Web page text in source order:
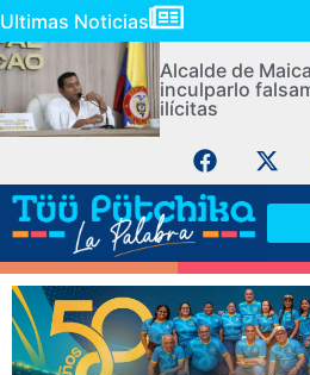
Ultimas Noticias
Alcalde de
inculparlo
ilícitas